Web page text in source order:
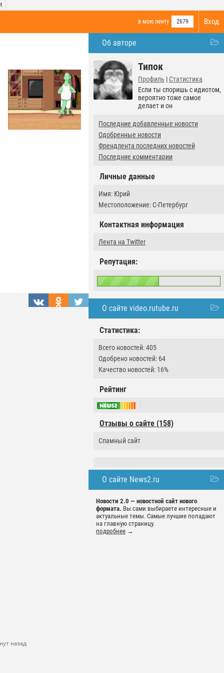
Вход
в мою ленту 2679
Об авторе
Типок
Профиль | Статистика
Если ты споришь с идиотом,
вероятно тоже самое
делает и он
Последние добавленные новости
Одобренные новости
Френдлента последних новостей
Последние комментарии
Личные данные
Имя: Юрий
Местоположение: С-Петербург
Контактная информация
Лента на Twitter
Репутация:
О сайте video.rutube.ru
Статистика:
Всего новостей: 405
Одобрено новостей: 64
Качество новостей: 16%
Рейтинг
Отзывы о сайте (158)
Спамный сайт
О сайте News2.ru
Новости 2.0 — новостной сайт нового
формата. Вы сами выбираете интересные и
актуальные темы. Самые лучшие попадают
на главную страницу.
подробнее →
назад